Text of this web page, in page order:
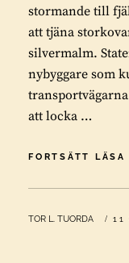
stormande till
att tjäna
silvermalm.
nybyggare som
att locka …
FORTSÄTT LÄSA
BY
TOR L. TUORDA 11